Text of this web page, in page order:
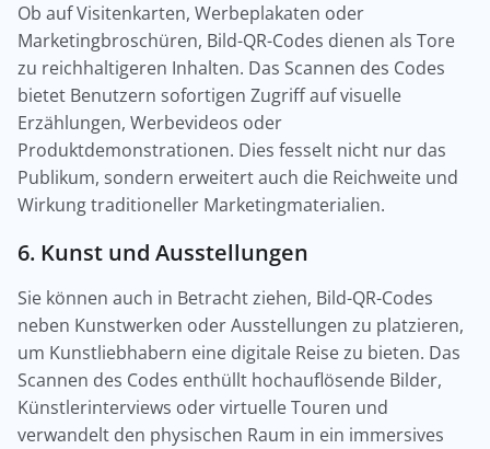
Ob auf Visitenkarten, Werbeplakaten oder
Marketingbroschüren, Bild-QR-Codes dienen als Tore
zu reichhaltigeren Inhalten. Das Scannen des Codes
bietet Benutzern sofortigen Zugriff auf visuelle
Erzählungen, Werbevideos oder
Produktdemonstrationen. Dies fesselt nicht nur das
Publikum, sondern erweitert auch die Reichweite und
Wirkung traditioneller Marketingmaterialien.
6. Kunst und Ausstellungen
Sie können auch in Betracht ziehen, Bild-QR-Codes
neben Kunstwerken oder Ausstellungen zu platzieren,
um Kunstliebhabern eine digitale Reise zu bieten. Das
Scannen des Codes enthüllt hochauflösende Bilder,
Künstlerinterviews oder virtuelle Touren und
verwandelt den physischen Raum in ein immersives